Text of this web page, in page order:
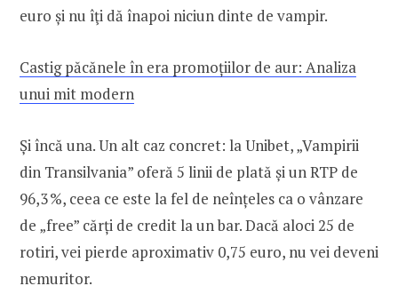
euro și nu îţi dă înapoi niciun dinte de vampir.
Castig păcănele în era promoțiilor de aur: Analiza
unui mit modern
Și încă una. Un alt caz concret: la Unibet, „Vampirii
din Transilvania” oferă 5 linii de plată și un RTP de
96,3 %, ceea ce este la fel de neînțeles ca o vânzare
de „free” cărți de credit la un bar. Dacă aloci 25 de
rotiri, vei pierde aproximativ 0,75 euro, nu vei deveni
nemuritor.